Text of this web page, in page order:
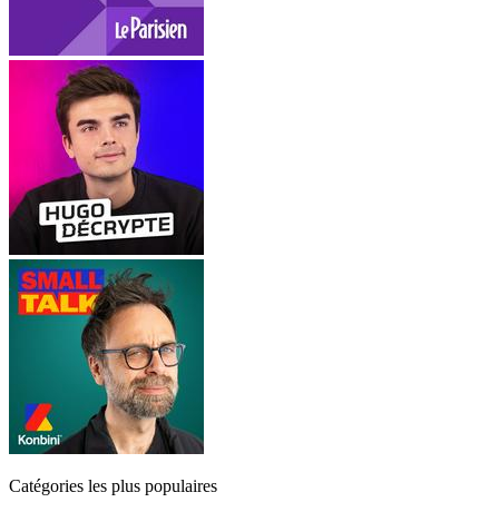
Catégories les plus populaires